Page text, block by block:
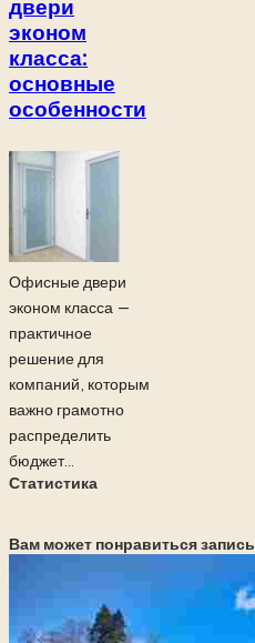
двери
эконом
класса:
основные
особенности
Офисные двери
эконом класса —
практичное
решение для
компаний, которым
важно грамотно
распределить
бюджет...
Статистика
Вам может понравиться запись